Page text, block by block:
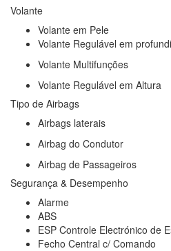
Volante
Volante em Pele
Volante Regulável em
Volante Multifunções
Volante Regulável em Altura
Tipo de Airbags
Airbags laterais
Airbag do Condutor
Airbag de Passageiros
Segurança & Desempenho
Alarme
ABS
ESP Controle Electrónico de
Fecho Central c/ Comando